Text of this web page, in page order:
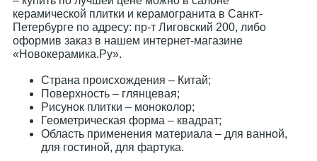
керамической плитки и керамогранита в Санкт-
Петербурге по адресу: пр-т Лиговский 200, либо
оформив заказ в нашем интернет-магазине
«Новокерамика.Ру».
Страна происхождения – Китай;
Поверхность – глянцевая;
Рисунок плитки – моноколор;
Геометрическая форма – квадрат;
Область применения материала – для ванной,
для гостиной, для фартука.